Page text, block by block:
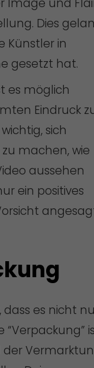
Image und
Dies
Künstler in
gesetzt hat.
es möglich
Eindruck
sich
machen, wie
aussehen
ein positives
dass es nicht
“Verpackung”
der